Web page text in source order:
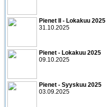
Pienet II - Lokakuu 2025
31.10.2025
Pienet - Lokakuu 2025
09.10.2025
Pienet - Syyskuu 2025
03.09.2025